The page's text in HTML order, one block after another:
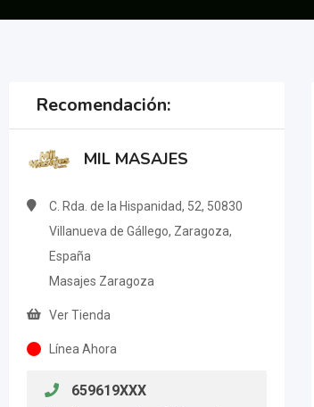
Recomendación:
MIL MASAJES
C. Rda. de la Hispanidad, 52, 50830
Villanueva de Gállego, Zaragoza,
España
Masajes Zaragoza
Ver Tienda
Línea Ahora
659619XXX